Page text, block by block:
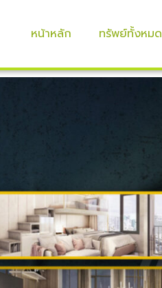
หน้าหลัก ทรัพย์ทั้งหมด